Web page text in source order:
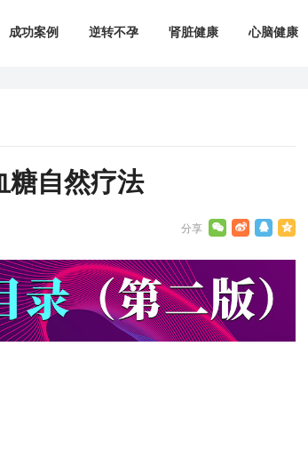
成功案例 逆转不孕 肾脏健康 心脑健康
糖自然疗法